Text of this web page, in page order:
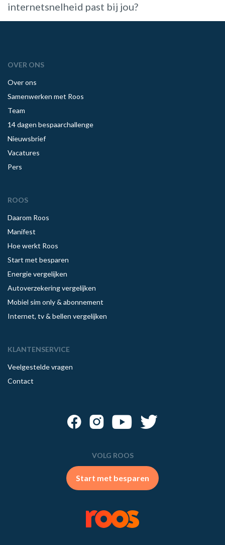
internetsnelheid past bij jou?
OVER ONS
Over ons
Samenwerken met Roos
Team
14 dagen bespaarchallenge
Nieuwsbrief
Vacatures
Pers
ROOS
Daarom Roos
Manifest
Hoe werkt Roos
Start met besparen
Energie vergelijken
Autoverzekering vergelijken
Mobiel sim only & abonnement
Internet, tv & bellen vergelijken
KLANTENSERVICE
Veelgestelde vragen
Contact
VOLG ROOS
Start met besparen